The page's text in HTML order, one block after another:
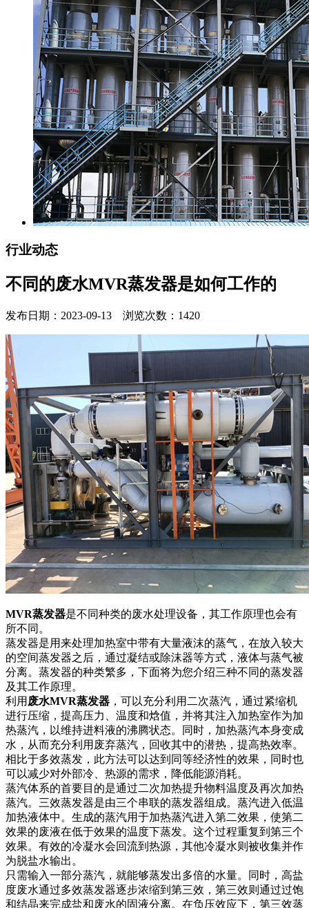
行业动态
不同的废水MVR蒸发器是如何工作的
发布日期：2023-09-13 浏览次数：1420
MVR蒸发器是不同种类的废水处理设备，其工作原理也会有
所不同。
蒸发器是用来处理加热室中带有大量液沫的蒸气，在放入较大
的空间蒸发器之后，通过凝结或除沫器等方式，液体与蒸气被
分离。蒸发器的种类繁多，下面将为您介绍三种不同的蒸发器
及其工作原理。
利用 废水MVR蒸发器 ，可以充分利用二次蒸汽，通过紧缩机
进行压缩，提高压力、温度和焓值，并将其注入加热室作为加
热蒸汽，以维持进料液的沸腾状态。同时，加热蒸汽本身变成
水，从而充分利用废弃蒸汽，回收其中的潜热，提高热效率。
相比于多效蒸发，此方法可以达到同等经济性的效果，同时也
可以减少对外部冷、热源的需求，降低能源消耗。
蒸汽体系的首要目的是通过二次加热提升物料温度及再次加热
蒸汽。三效蒸发器是由三个串联的蒸发器组成。蒸汽进入低温
加热液体中。生成的蒸汽用于加热蒸汽进入第二效果，使第二
效果的废液在低于效果的温度下蒸发。这个过程重复到第三个
效果。有效的冷凝水会回流到热源，其他冷凝水则被收集并作
为脱盐水输出。
只需输入一部分蒸汽，就能够蒸发出多倍的水量。同时，高盐
度废水通过多效蒸发器逐步浓缩到第三效，第三效则通过过饱
和结晶来完成盐和废水的固液分离。在负压效应下，第三效蒸